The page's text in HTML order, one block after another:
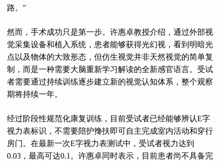
路。"
然而，手术成功只是第一步。许惠卓教授介绍，通过外部视
觉采集设备和植入系统，患者能够获得光幻视，看到明暗光
点以及物体的大致形态，但仿生视觉并非天然视觉的简单复
制，而是一种需要大脑重新学习解读的全新感官语言。受试
者需要通过持续训练逐步建立新的视觉认知体系，整个观察
期将持续一年。
经过阶段性规范化康复训练，目前受试者已经能够辨认E字
视力表标识，不需要陪护搀扶即可自主完成室内活动和穿行
房门。在最新一次E字视力表测试中，受试者视力达到
0.03，最高可达0.1。许惠卓同时表示，目前患者尚不具备完